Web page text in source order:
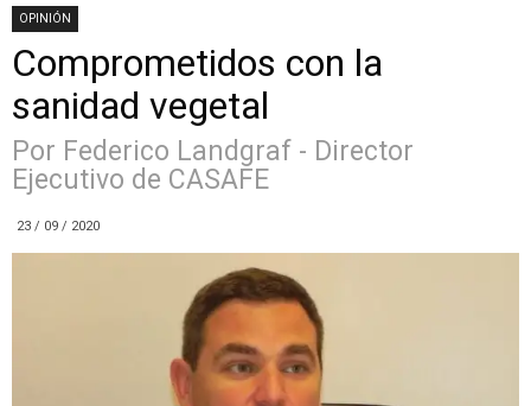
OPINIÓN
Comprometidos con la
sanidad vegetal
Por Federico Landgraf - Director
Ejecutivo de CASAFE
23 / 09 / 2020